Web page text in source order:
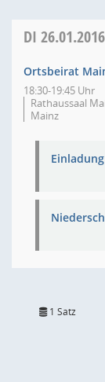
DI 26.01.2016
Ortsbeirat
18:30-19:45 Uhr
Rathaussaal
Mainz
1 Satz